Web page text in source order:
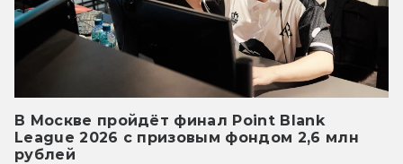
В Москве пройдёт финал Point Blank
League 2026 с призовым фондом 2,6 млн
рублей